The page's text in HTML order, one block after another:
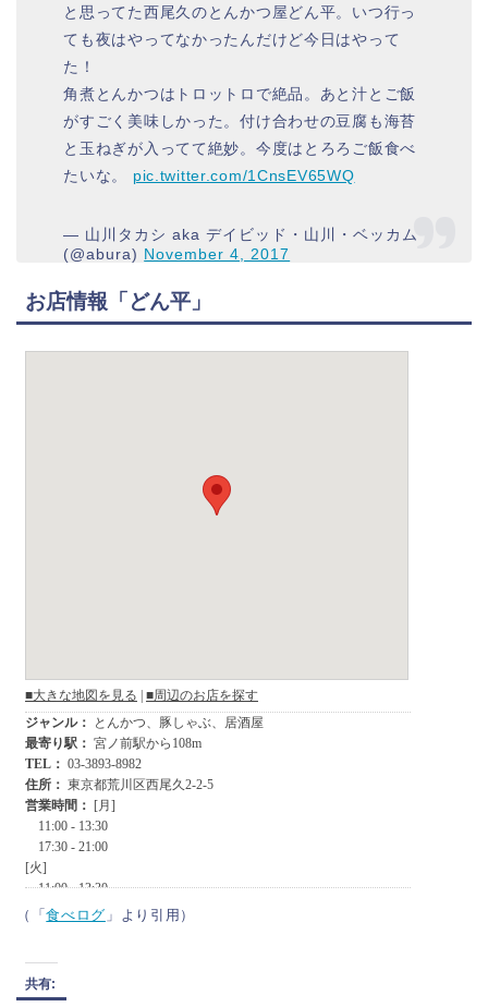
と思ってた西尾久のとんかつ屋どん平。いつ行っ
ても夜はやってなかったんだけど今日はやって
た！
角煮とんかつはトロットロで絶品。あと汁とご飯
がすごく美味しかった。付け合わせの豆腐も海苔
と玉ねぎが入ってて絶妙。今度はとろろご飯食べ
たいな。 pic.twitter.com/1CnsEV65WQ
— 山川タカシ aka デイビッド・山川・ベッカム
(@abura) November 4, 2017
お店情報「どん平」
（「食べログ 」より引用）
共有: